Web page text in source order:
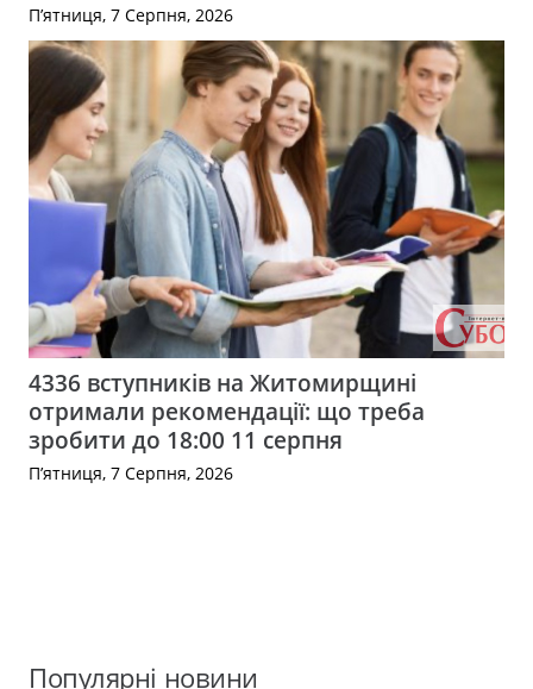
П’ятниця, 7 Серпня, 2026
4336 вступників на Житомирщині
отримали рекомендації: що треба
зробити до 18:00 11 серпня
П’ятниця, 7 Серпня, 2026
Популярні новини